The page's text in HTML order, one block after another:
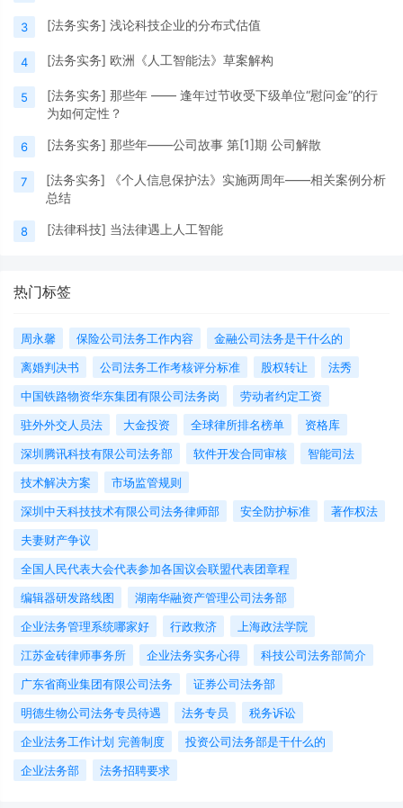
3 [法务实务] 浅论科技企业的分布式估值
4 [法务实务] 欧洲《人工智能法》草案解构
5 [法务实务] 那些年 —— 逢年过节收受下级单位“慰问金”的行
为如何定性？
6 [法务实务] 那些年——公司故事 第[1]期 公司解散
7 [法务实务]
《个人信息保护法》实施两周年——相关案例分析
总结
8 [法律科技] 当法律遇上人工智能
热门标签
周永馨 保险公司法务工作内容
金融公司法务是干什么的
离婚判决书
公司法务工作考核评分标准 股权转让
法秀
中国铁路物资华东集团有限公司法务岗
劳动者约定工资
驻外外交人员法
大金投资 全球律所排名榜单
资格库
深圳腾讯科技有限公司法务部
软件开发合同审核
智能司法
技术解决方案
市场监管规则
深圳中天科技技术有限公司法务律师部
安全防护标准
著作权法
夫妻财产争议
全国人民代表大会代表参加各国议会联盟代表团章程
编辑器研发路线图
湖南华融资产管理公司法务部
企业法务管理系统哪家好
行政救济
上海政法学院
江苏金砖律师事务所
企业法务实务心得
科技公司法务部简介
广东省商业集团有限公司法务
证券公司法务部
明德生物公司法务专员待遇
法务专员
税务诉讼
企业法务工作计划 完善制度
投资公司法务部是干什么的
企业法务部
法务招聘要求